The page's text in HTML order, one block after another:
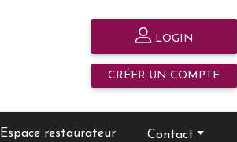
LOGIN
CRÉER UN COMPTE
Espace restaurateur Contact